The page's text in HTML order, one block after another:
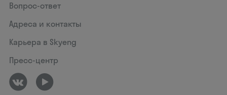
Вопрос-ответ
Адреса и контакты
Карьера в Skyeng
Пресс-центр